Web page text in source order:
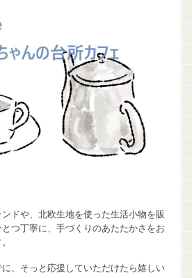
ドや、北欧生地を使った生活小物を販
つ丁寧に、手づくりのあたたかさをお
、そっと応援していただけたら嬉しい